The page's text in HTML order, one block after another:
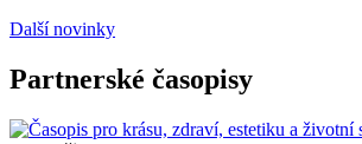
Další novinky
Partnerské časopisy